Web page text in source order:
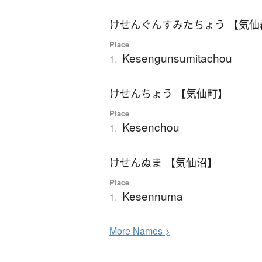
けせんぐんすみたちょう 【気仙
Place
1. Kesengunsumitachou
けせんちょう 【気仙町】
Place
1. Kesenchou
けせんぬま 【気仙沼】
Place
1. Kesennuma
More Names >